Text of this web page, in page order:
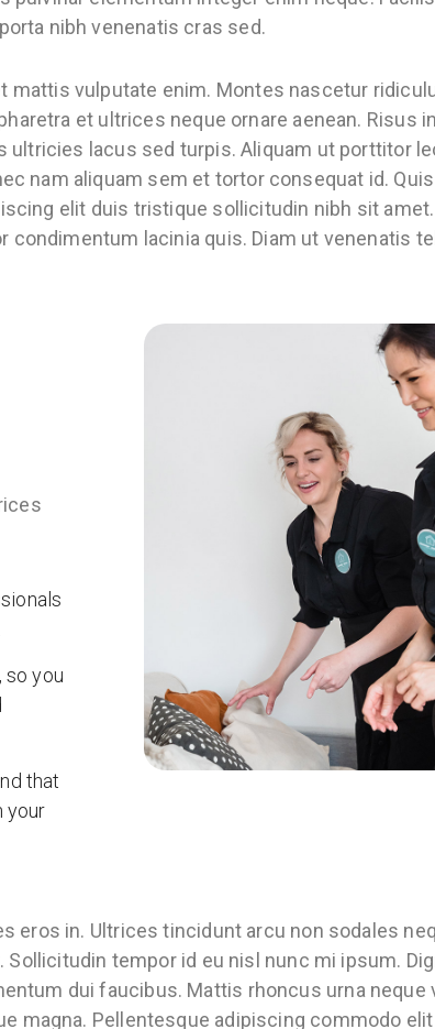
nibh venenatis cras sed.
mattis vulputate enim. Montes nascetur
et ultrices neque ornare aenean. Risus
ultricies lacus sed turpis. Aliquam ut porttitor
nam aliquam sem et tortor consequat id.
elit duis tristique sollicitudin nibh sit
lacinia quis. Diam ut venenatis
so you
that
your
eros in. Ultrices tincidunt arcu non sodales
tempor id eu nisl nunc mi ipsum.
dui faucibus. Mattis rhoncus urna neque
magna. Pellentesque adipiscing commodo